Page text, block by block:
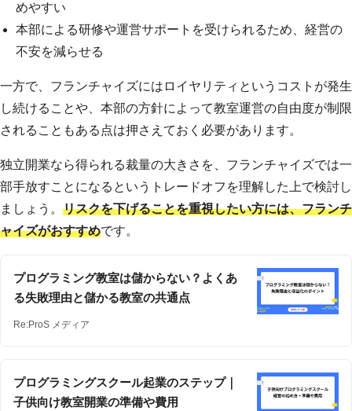
めやすい
本部による研修や運営サポートを受けられるため、経営の
不安を減らせる
一方で、フランチャイズにはロイヤリティというコストが発生
し続けることや、本部の方針によって教室運営の自由度が制限
されることもある点は押さえておく必要があります。
独立開業なら得られる裁量の大きさを、フランチャイズでは一
部手放すことになるというトレードオフを理解した上で検討し
ましょう。 リスクを下げることを重視したい方には、フランチ
ャイズがおすすめです。
プログラミング教室は儲からない？よくあ
る失敗理由と儲かる教室の共通点
Re:ProS メディア
プログラミングスクール起業のステップ｜
子供向け教室開業の準備や費用